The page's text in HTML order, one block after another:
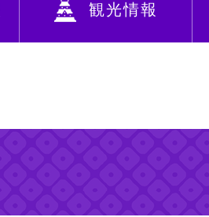
観光情報